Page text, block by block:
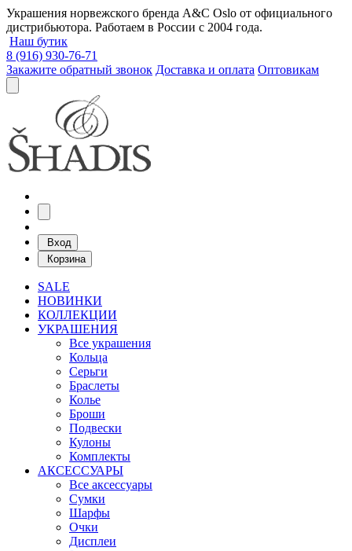
Украшения норвежского бренда A&C Oslo от официального
дистрибьютора. Работаем в России с 2004 года.
Наш бутик
8 (916) 930-76-71
Закажите обратный звонок Доставка и оплата Оптовикам
Вход
Корзина
SALE
НОВИНКИ
КОЛЛЕКЦИИ
УКРАШЕНИЯ
Все украшения
Кольца
Серьги
Браслеты
Колье
Броши
Подвески
Кулоны
Комплекты
АКСЕССУАРЫ
Все аксессуары
Сумки
Шарфы
Очки
Дисплеи